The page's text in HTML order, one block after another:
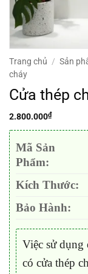
Trang chủ / Sản
cháy
Cửa thép
2.800.000₫
Mã Sản
Phẩm:
Kích Thước:
Bảo Hành:
Việc sử dụng
có cửa thép